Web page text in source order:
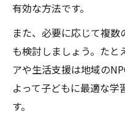
有効な方法です。
また、必要に応じて複
も検討しましょう。たと
アや生活支援は地域の
よって子どもに最適な学
す。